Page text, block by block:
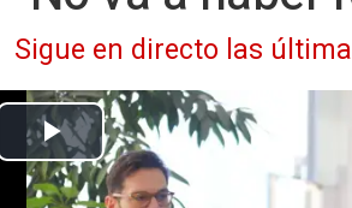
Sigue en directo las
(I-D)El presidente de Prisa, Joseph Oughourlian, el presidente
durante la
Europa Press Catalunya
Actualizado: lunes, 14 octubre 2024 13:11